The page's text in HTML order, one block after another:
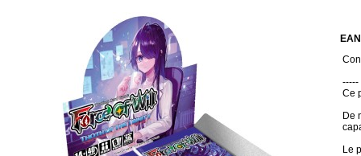
-----
Ce
De
Le